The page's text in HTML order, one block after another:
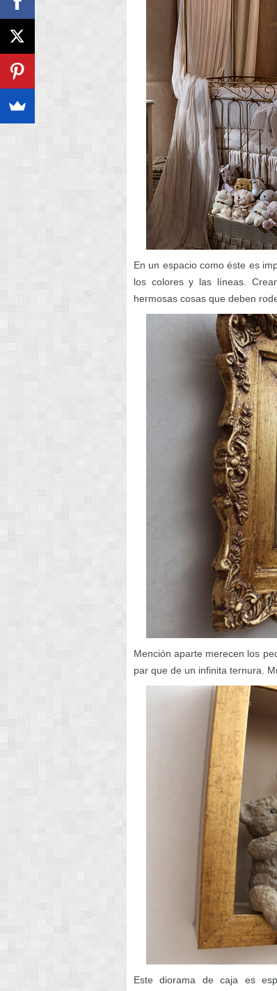
En un espacio como éste es
los colores y las líneas.
hermosas cosas que deben
Mención aparte merecen los
par que de un infinita ternura.
Este diorama de caja es